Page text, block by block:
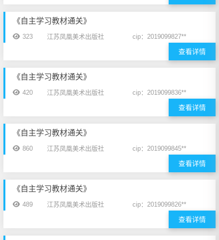
《自主学习教材通关》
323 江苏凤凰美术出版社 cip：2019099827**
查看详情
《自主学习教材通关》
420 江苏凤凰美术出版社 cip：2019099836**
查看详情
《自主学习教材通关》
860 江苏凤凰美术出版社 cip：2019099845**
查看详情
《自主学习教材通关》
489 江苏凤凰美术出版社 cip：2019099826**
查看详情